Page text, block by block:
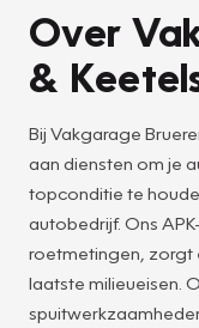
Over
&
Bij Vakgarage
aan diensten om je
topconditie te
autobedrijf. Ons
roetmetingen, zorgt
laatste milieueisen.